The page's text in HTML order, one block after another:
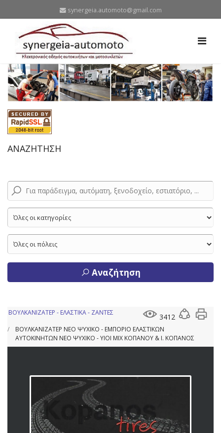
synergeia.automoto@gmail.com
ΑΝΑΖΗΤΗΣΗ
Αναζήτηση
3412
ΒΟΥΛΚΑΝΙΖΑΤΕΡ - ΕΛΑΣΤΙΚΑ - ΖΑΝΤΕΣ
ΒΟΥΛΚΑΝΙΖΑΤΕΡ ΝΕΟ ΨΥΧΙΚΟ - ΕΜΠΟΡΙΟ ΕΛΑΣΤΙΚΩΝ
ΑΥΤΟΚΙΝΗΤΩΝ ΝΕΟ ΨΥΧΙΚΟ - ΥΙΟΙ ΜΙΧ ΚΟΠΑΝΟΥ & Ι. ΚΟΠΑΝΟΣ